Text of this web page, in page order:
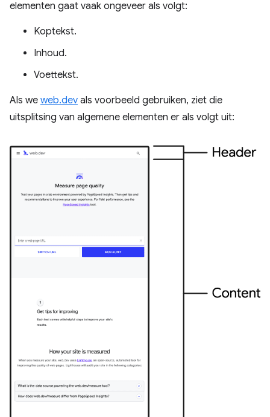
elementen gaat vaak ongeveer als volgt:
Koptekst.
Inhoud.
Voettekst.
Als we web.dev als voorbeeld gebruiken, ziet die
uitsplitsing van algemene elementen er als volgt uit: